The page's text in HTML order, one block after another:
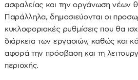
ασφαλείας και την οργάνωση νέων
Παράλληλα, δημοσιεύονται οι
κυκλοφοριακές ρυθμίσεις που θα
διάρκεια των εργασιών, καθώς και
αφορά την πρόσβαση και τη
περιοχής.